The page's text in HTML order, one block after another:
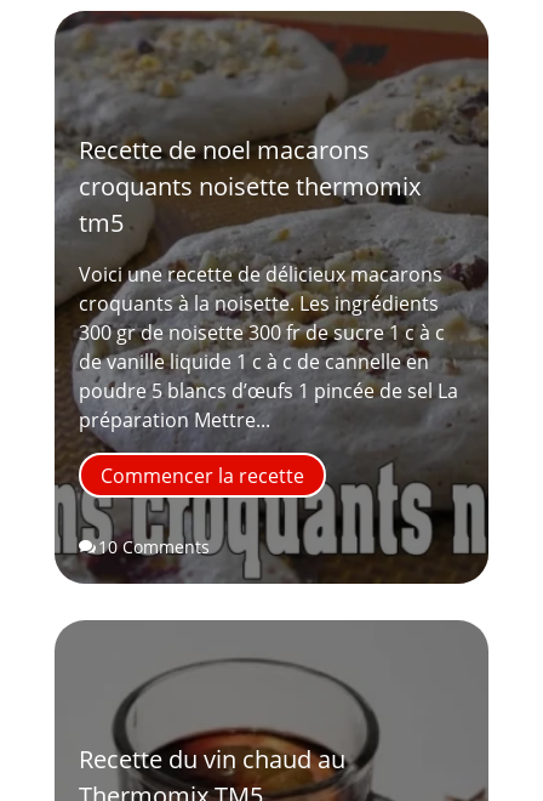
Recette de noel macarons
croquants noisette thermomix
tm5
Voici une recette de délicieux macarons
croquants à la noisette. Les ingrédients
300 gr de noisette 300 fr de sucre 1 c à c
de vanille liquide 1 c à c de cannelle en
poudre 5 blancs d’œufs 1 pincée de sel La
préparation Mettre...
Commencer la recette
 10 Comments
Recette du vin chaud au